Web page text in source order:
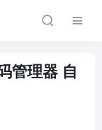
管理器 自